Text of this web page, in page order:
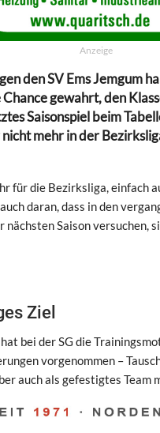
Anzeige
den SV Ems Jemgum
gewahrt, den
Saisonspiel beim
mehr in der
für die Bezirksliga, einfach
daran, dass in den
Saison versuchen,
Ziel
bei der SG die
vorgenommen –
auch als gefestigtes